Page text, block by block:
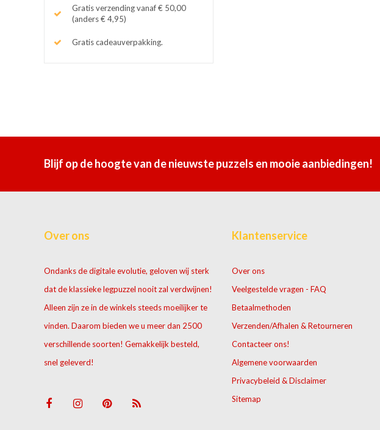
Gratis verzending vanaf € 50,00
(anders € 4,95)
Gratis cadeauverpakking.
Blijf op de hoogte van de nieuwste puzzels en mooie aanbiedingen!
Over ons
Ondanks de digitale evolutie, geloven wij sterk
dat de klassieke legpuzzel nooit zal verdwijnen!
Alleen zijn ze in de winkels steeds moeilijker te
vinden. Daarom bieden we u meer dan 2500
verschillende soorten! Gemakkelijk besteld,
snel geleverd!
Klantenservice
Over ons
Veelgestelde vragen - FAQ
Betaalmethoden
Verzenden/Afhalen & Retourneren
Contacteer ons!
Algemene voorwaarden
Privacybeleid & Disclaimer
Sitemap